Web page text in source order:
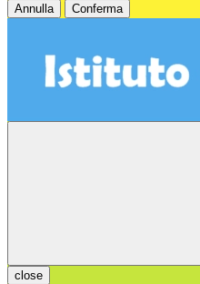
Annulla Conferma
close